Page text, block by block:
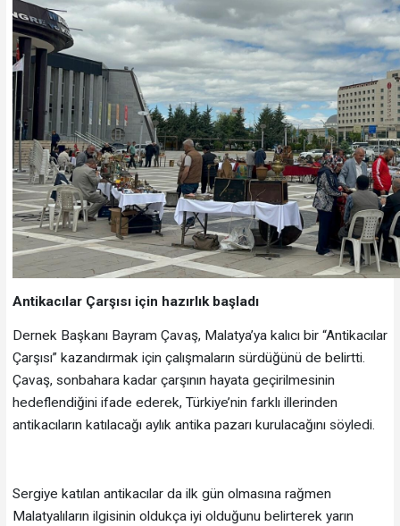
Antikacılar Çarşısı için hazırlık başladı
Dernek Başkanı Bayram Çavaş, Malatya’ya kalıcı bir “Antikacılar
Çarşısı” kazandırmak için çalışmaların sürdüğünü de belirtti.
Çavaş, sonbahara kadar çarşının hayata geçirilmesinin
hedeflendiğini ifade ederek, Türkiye’nin farklı illerinden
antikacıların katılacağı aylık antika pazarı kurulacağını söyledi.
Sergiye katılan antikacılar da ilk gün olmasına rağmen
Malatyalıların ilgisinin oldukça iyi olduğunu belirterek yarın